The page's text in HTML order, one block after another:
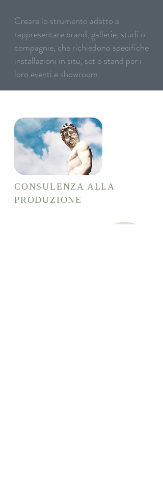
Creare lo strumento adatto a
rappresentare brand, gallerie, studi o
compagnie, che richiedono specifiche
installazioni in situ, set o stand per i
loro eventi e showroom.
CONSULENZA ALLA
PRODUZIONE